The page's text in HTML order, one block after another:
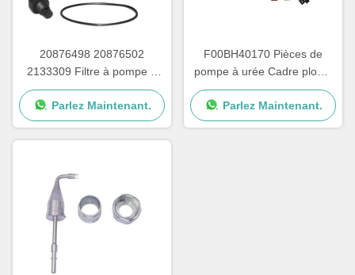
20876498 20876502
2133309 Filtre à pompe à
urée pour les pièces de
réparation de pompes
Adblue
Parlez Maintenant.
F00BH40170 Pièces de
pompe à urée Cadre plomb
pour carte de circuit de
pompe à urée
Parlez Maintenant.